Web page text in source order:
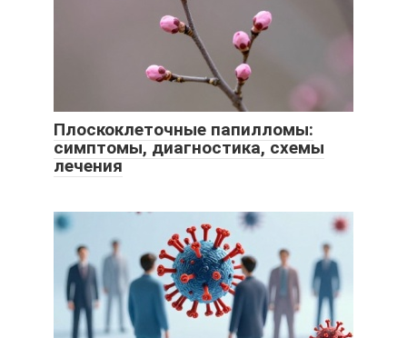
Плоскоклеточные папилломы:
симптомы, диагностика, схемы
лечения